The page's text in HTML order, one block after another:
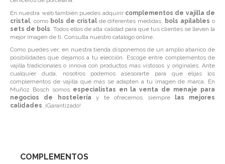
En nuestra web también puedes adquirir complementos de vajilla de
cristal , como bols de cristalde diferentes medidas, bols apilables o
sets de bols . Todos ellos de alta calidad para que tus clientes se lleven la
mejor imagen de ti. Consulta nuestro catálogo online.
Como puedes ver, en nuestra tienda disponemos de un amplio abanico de
posibilidades que dejamos a tu elección. Escoge entre complementos de
vajilla tradicionales o innova con productos más vistosos y originales. Ante
cualquier duda, nosotros podemos asesorarte para que elijas los
complementos de vajilla que más se adapten a tu imagen de marca. En
Muñoz Bosch somosespecialistas en la venta de menaje para
negocios de hostelería y te ofrecemos siempre las mejores
calidades. ¡Garantizado!
COMPLEMENTOS